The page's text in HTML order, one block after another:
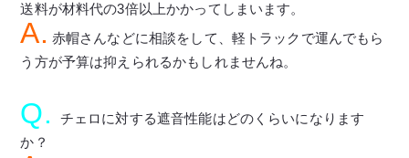
送料が材料代の3倍以上かかってしまいます。
A. 赤帽さんなどに相談をして、軽トラックで運んでもら
う方が予算は抑えられるかもしれませんね。
Q.
チェロに対する遮音性能はどのくらいになります
か？